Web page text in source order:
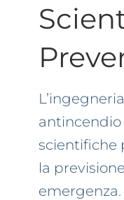
antincendio
scientifiche
la
emergenza.